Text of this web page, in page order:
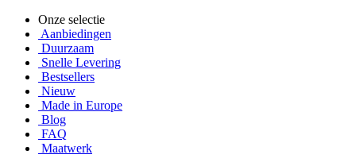
Onze selectie
Aanbiedingen
Duurzaam
Snelle Levering
Bestsellers
Nieuw
Made in Europe
Blog
FAQ
Maatwerk